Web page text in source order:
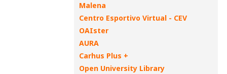
Malena
Centro Esportivo Virtual - CEV
OAIster
AURA
Carhus Plus +
Open University Library